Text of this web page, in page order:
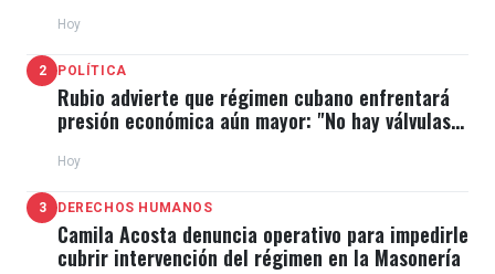
Hoy
2 POLÍTICA
Rubio advierte que régimen cubano enfrentará
presión económica aún mayor: "No hay válvulas
Hoy
3 DERECHOS HUMANOS
Camila Acosta denuncia operativo para impedirle
cubrir intervención del régimen en la Masonería